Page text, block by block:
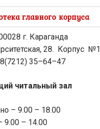
главного корпуса
г. Караганда
28. Корпус №1
35–64–47
читальный зал
– 9.00 – 18.00
9.00 – 14.00